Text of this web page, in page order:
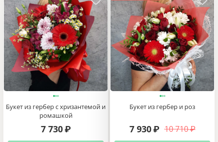
Букет из гербер с хризантемой и
ромашкой
7 730 ₽
Букет из гербер и роз
10 710 ₽
7 930 ₽